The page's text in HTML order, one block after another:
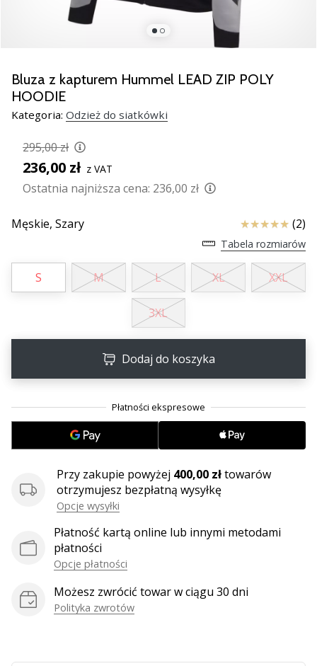
Świąteczne
–
Nasze
porady
prezentowe
Ci
wybrać
idealny
prezent!
buty,
2 min. czytanie
Ambasadorem
Weplayvolleyball
jesteś
siatkówki,
tak
Dołącz
do
Ambasador
Bluza z kapturem Hummel LEAD ZIP POLY
HOODIE
Kategoria: Odzież do siatkówki
295,00 zł
236,00 zł z VAT
Ostatnia najniższa cena: 236,00 zł
Męskie, Szary Ocena (2)
Tabela rozmiarów
S M L XL XXL
3XL
Dodaj do koszyka
Przy zakupie powyżej 400,00 złtowarów
otrzymujesz bezpłatną wysyłkę
Opcje wysyłki
Płatność kartą online lub innymi metodami
płatności
Opcje płatności
Możesz zwrócić towar w ciągu 30 dni
Polityka zwrotów